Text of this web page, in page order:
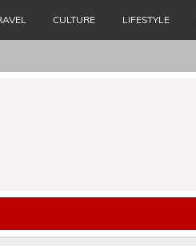
CULTURE LIFESTYLE